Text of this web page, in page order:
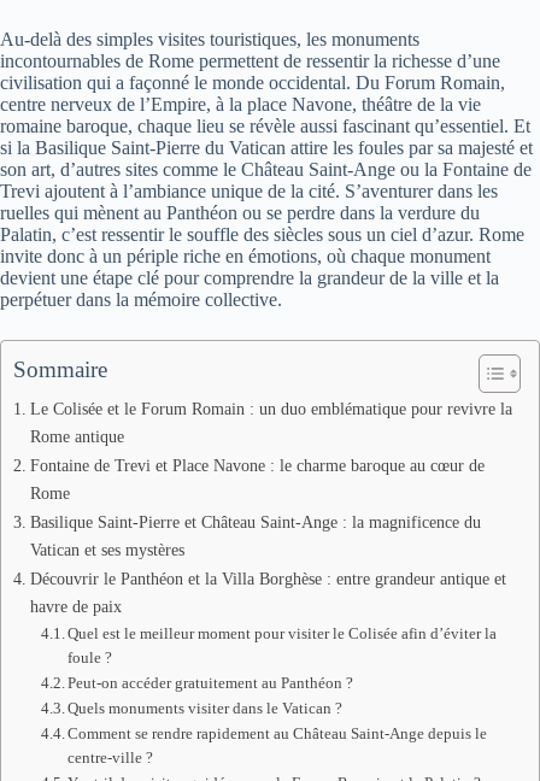
Au-delà des simples visites touristiques, les monuments
incontournables de Rome permettent de ressentir la richesse d’une
civilisation qui a façonné le monde occidental. Du Forum Romain,
centre nerveux de l’Empire, à la place Navone, théâtre de la vie
romaine baroque, chaque lieu se révèle aussi fascinant qu’essentiel. Et
si la Basilique Saint-Pierre du Vatican attire les foules par sa majesté et
son art, d’autres sites comme le Château Saint-Ange ou la Fontaine de
Trevi ajoutent à l’ambiance unique de la cité. S’aventurer dans les
ruelles qui mènent au Panthéon ou se perdre dans la verdure du
Palatin, c’est ressentir le souffle des siècles sous un ciel d’azur. Rome
invite donc à un périple riche en émotions, où chaque monument
devient une étape clé pour comprendre la grandeur de la ville et la
perpétuer dans la mémoire collective.
Sommaire
Le Colisée et le Forum Romain : un duo emblématique pour revivre la
Rome antique
Fontaine de Trevi et Place Navone : le charme baroque au cœur de
Rome
Basilique Saint-Pierre et Château Saint-Ange : la magnificence du
Vatican et ses mystères
Découvrir le Panthéon et la Villa Borghèse : entre grandeur antique et
havre de paix
Quel est le meilleur moment pour visiter le Colisée afin d’éviter la
foule ?
Peut-on accéder gratuitement au Panthéon ?
Quels monuments visiter dans le Vatican ?
Comment se rendre rapidement au Château Saint-Ange depuis le
centre-ville ?